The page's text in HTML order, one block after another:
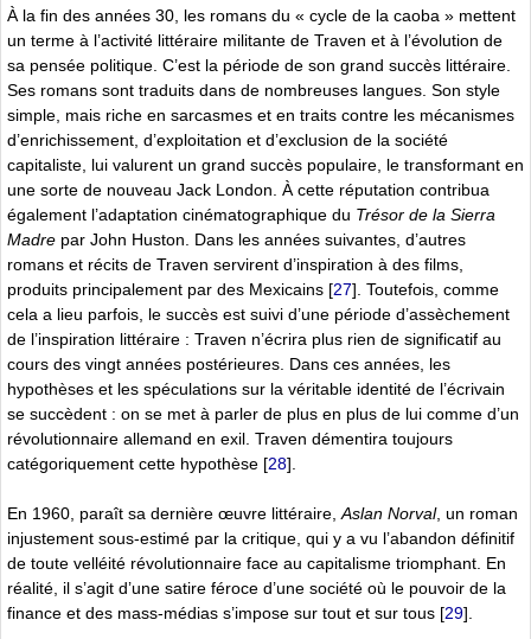
À la fin des années 30, les romans du « cycle de la caoba » mettent
un terme à l’activité littéraire militante de Traven et à l’évolution de
sa pensée politique. C’est la période de son grand succès littéraire.
Ses romans sont traduits dans de nombreuses langues. Son style
simple, mais riche en sarcasmes et en traits contre les mécanismes
d’enrichissement, d’exploitation et d’exclusion de la société
capitaliste, lui valurent un grand succès populaire, le transformant en
une sorte de nouveau Jack London. À cette réputation contribua
également l’adaptation cinématographique du Trésor de la Sierra
Madre par John Huston. Dans les années suivantes, d’autres
romans et récits de Traven servirent d’inspiration à des films,
produits principalement par des Mexicains [27] . Toutefois, comme
cela a lieu parfois, le succès est suivi d’une période d’assèchement
de l’inspiration littéraire : Traven n’écrira plus rien de significatif au
cours des vingt années postérieures. Dans ces années, les
hypothèses et les spéculations sur la véritable identité de l’écrivain
se succèdent : on se met à parler de plus en plus de lui comme d’un
révolutionnaire allemand en exil. Traven démentira toujours
catégoriquement cette hypothèse [28]
En 1960, paraît sa dernière œuvre littéraire, Aslan Norval, un roman
injustement sous-estimé par la critique, qui y a vu l’abandon définitif
de toute velléité révolutionnaire face au capitalisme triomphant. En
réalité, il s’agit d’une satire féroce d’une société où le pouvoir de la
finance et des mass-médias s’impose sur tout et sur tous [29]